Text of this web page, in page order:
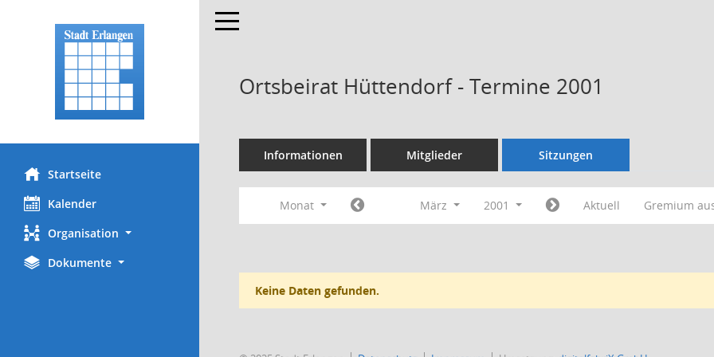
Startseite
Kalender
Organisation
Dokumente
Toggle navigation
Ortsbeirat Hüttendorf - Termine 2001
Informationen Mitglieder Sitzungen
Monat März 2001 Aktuell Gremium
Keine Daten gefunden.